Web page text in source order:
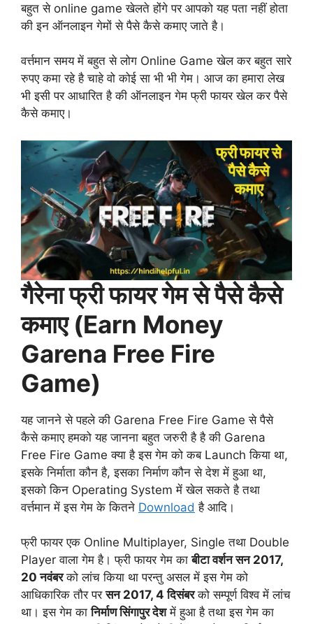
बहुत से online game खेलते होंगे पर आपको यह पता नहीं होता
की इन ऑनलाइन गेमों से पैसे कैसे कमाए जाते है।
वर्त्तमान समय में बहुत से लोग Online Game खेल कर बहुत सारे
रुपए कमा रहे है चाहे वो कोई सा भी भी गेम। आज का हमारा लेख
भी इसी पर आधारित है की ऑनलाइन गेम फ्री फायर खेल कर पैसे
कैसे कमाए।
गैरेना फ्री फायर गेम से पैसे कैसे
कमाए (Earn Money
Garena Free Fire
Game)
यह जानने से पहले की Garena Free Fire Game से पैसे
कैसे कमाए हमको यह जानना बहुत जरुरी है है की Garena
Free Fire Game क्या है इस गेम को कब Launch किया था,
इसके निर्माता कौन है, इसका निर्माण कौन से देश में हुआ था,
इसको किन Operating System में खेल सकते है तथा
वर्त्तमान में इस गेम के कितने Download है आदि।
फ्री फायर एक Online Multiplayer, Single तथा Double
Player वाला गेम है। फ्री फायर गेम काबीटा वर्शन सन 2017,
20 नवंबरको लांच किया था परन्तु असल में इस गेम को
आधिकारिक तौर परसन 2017, 4 दिसंबरको सम्पूर्ण विश्व में लांच
था। इस गेम कानिर्माण सिंगापुर देशमें हुआ है तथा इस गेम का